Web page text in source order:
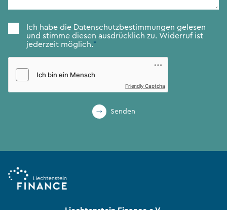
Zustimmung*
Ich habe die Datenschutzbestimmungen gelesen
und stimme diesen ausdrücklich zu. Widerruf ist
jederzeit möglich.*
Friendly Captcha
Senden